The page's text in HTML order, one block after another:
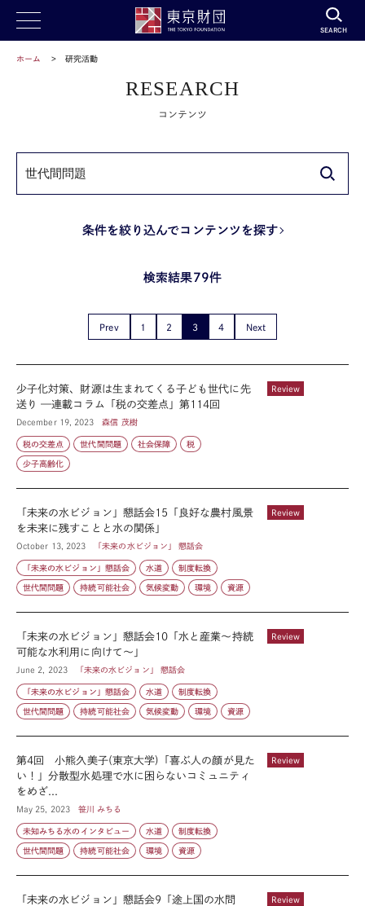
SEARCH
ホーム 研究活動
RESEARCH
コンテンツ
条件を絞り込んでコンテンツを探す
検索結果79件
Prev 1 2 3 4 Next
Review
少子化対策、財源は生まれてくる子ども世代に先
送り —連載コラム「税の交差点」第114回
December 19, 2023 森信 茂樹
税の交差点 世代間問題 社会保障 税
少子高齢化
Review
「未来の水ビジョン」懇話会15「良好な農村風景
を未来に残すことと水の関係」
October 13, 2023 「未来の水ビジョン」 懇話会
「未来の水ビジョン」懇話会 水道 制度転換
世代間問題 持続可能社会 気候変動 環境 資源
Review
「未来の水ビジョン」懇話会10「水と産業〜持続
可能な水利用に向けて〜」
June 2, 2023 「未来の水ビジョン」 懇話会
「未来の水ビジョン」懇話会 水道 制度転換
世代間問題 持続可能社会 気候変動 環境 資源
Review
第4回 小熊久美子(東京大学)「喜ぶ人の顔が見た
い！」分散型水処理で水に困らないコミュニティ
をめざ...
May 25, 2023 笹川 みちる
未知みちる水のインタビュー 水道 制度転換
世代間問題 持続可能社会 環境 資源
Review
「未来の水ビジョン」懇話会9「途上国の水問